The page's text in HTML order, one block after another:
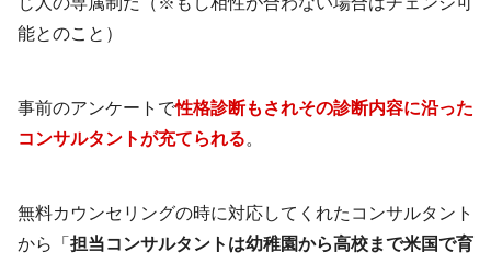
能とのこと）
事前のアンケートで性格診断もされその診断内容に沿った
コンサルタントが充てられる。
無料カウンセリングの時に対応してくれたコンサルタント
から「 担当コンサルタントは幼稚園から高校まで米国で育